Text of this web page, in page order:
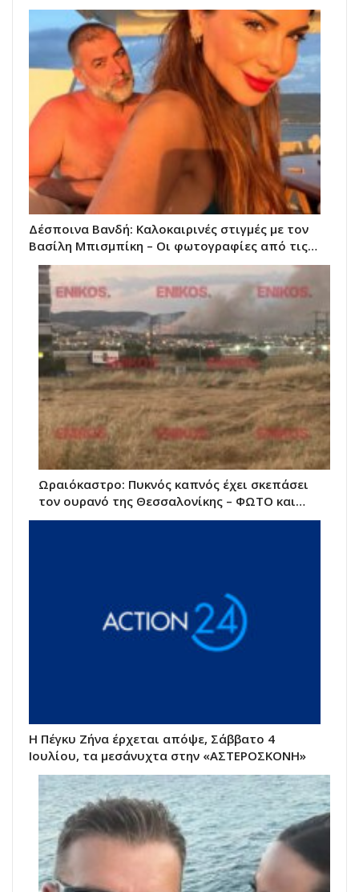
Δέσποινα Βανδή: Καλοκαιρινές στιγμές με τον
Βασίλη Μπισμπίκη – Οι φωτογραφίες από τις…
Ωραιόκαστρο: Πυκνός καπνός έχει σκεπάσει
τον ουρανό της Θεσσαλονίκης – ΦΩΤΟ και…
Η Πέγκυ Ζήνα έρχεται απόψε, Σάββατο 4
Ιουλίου, τα μεσάνυχτα στην «ΑΣΤΕΡΟΣΚΟΝΗ»